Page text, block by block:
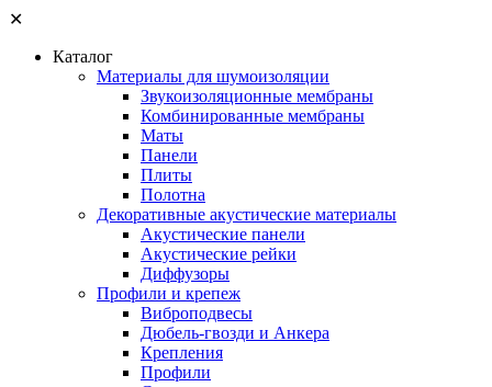
✕
Каталог
Материалы для шумоизоляции
Звукоизоляционные мембраны
Комбинированные мембраны
Маты
Панели
Плиты
Полотна
Декоративные акустические материалы
Акустические панели
Акустические рейки
Диффузоры
Профили и крепеж
Виброподвесы
Дюбель-гвозди и Анкера
Крепления
Профили